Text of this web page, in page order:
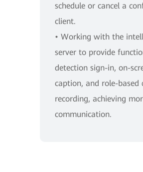
schedule or cancel a
client.
• Working with the
server to provide
detection sign-in, on-
caption, and role-based
recording, achieving
communication.